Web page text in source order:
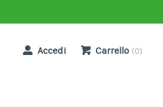
Accedi Carrello (0)